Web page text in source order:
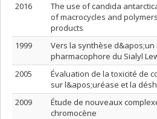
2016
The use of candida
of macrocycles and
products
1999
Vers la synthèse
pharmacophore du Sialyl
2005
Évaluation de la toxicité de
sur l&apos;uréase et la
2009
Étude de nouveaux
chromocène